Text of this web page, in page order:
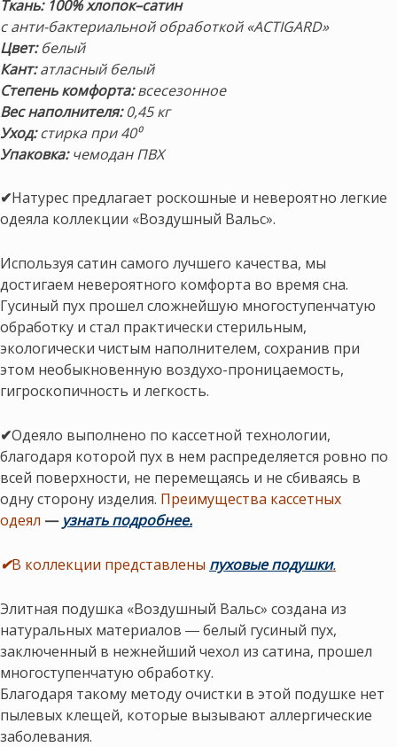
Ткань: 100% хлопок–сатин
с анти-бактериальной обработкой «ACTIGARD»
Цвет:белый
Кант:атласный белый
Степень комфорта:всесезонное
Вес наполнителя:0,45 кг
Уход:стирка при 40⁰
Упаковка:чемодан ПВХ
✔Натурес предлагает роскошные и невероятно легкие
одеяла коллекции «Воздушный Вальс».
Используя сатин самого лучшего качества, мы
достигаем невероятного комфорта во время сна.
Гусиный пух прошел сложнейшую многоступенчатую
обработку и стал практически стерильным,
экологически чистым наполнителем, сохранив при
этом необыкновенную воздухо-проницаемость,
гигроскопичность и легкость.
✔Одеяло выполнено по кассетной технологии,
благодаря которой пух в нем распределяется ровно по
всей поверхности, не перемещаясь и не сбиваясь в
одну сторону изделия. Преимущества кассетных
одеял — узнать подробнее.
✔В коллекции представлены пуховые подушки.
Элитная подушка «Воздушный Вальс» создана из
натуральных материалов ― белый гусиный пух,
заключенный в нежнейший чехол из сатина, прошел
многоступенчатую обработку.
Благодаря такому методу очистки в этой подушке нет
пылевых клещей, которые вызывают аллергические
заболевания.